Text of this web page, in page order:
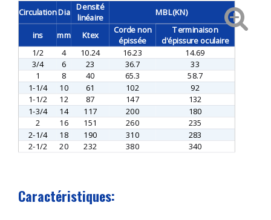
CirculationDia
Densité
linéaire
MBL(KN)
ins mm Ktex
Corde non
épissée
Terminaison
d'épissure oculaire
1/2
4 10.24 16.23
14.69
3/4
6 23 36.7
33
1
8 40 65.3
58.7
1-1/4
10 61 102
92
1-1/2
12 87 147
132
1-3/4
14 117 200 180
2 16 151 260 235
2-1/4 18 190 310
283
2-1/2
20 232 380 340
Caractéristiques: